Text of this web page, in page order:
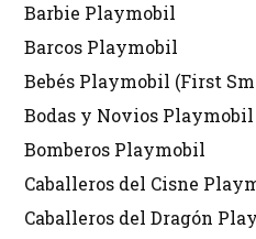
Barbie Playmobil
Barcos Playmobil
Bebés Playmobil (First
Bodas y Novios Playmobil
Bomberos Playmobil
Caballeros del Cisne
Caballeros del Dragón